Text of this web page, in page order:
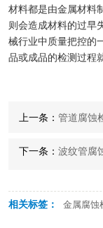
材料都是由金属材料
则会造成材料的过早
械行业中质量把控的
品或成品的检测过程
上一条： 管道腐蚀
下一条： 波纹管腐
相关标签： 金属腐蚀